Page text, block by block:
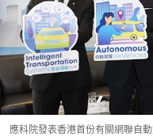
應科院發表香港首份有關網聯自